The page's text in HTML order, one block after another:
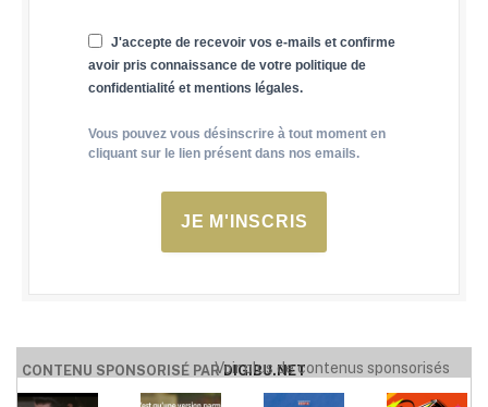
J'accepte de recevoir vos e-mails et confirme
avoir pris connaissance de votre politique de
confidentialité et mentions légales.
Vous pouvez vous désinscrire à tout moment en
cliquant sur le lien présent dans nos emails.
JE M'INSCRIS
CONTENU SPONSORISÉ PARDIGIBU.NET
Voir plus de contenus sponsorisés